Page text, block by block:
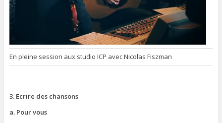
En pleine session aux studio ICP avec Nicolas Fiszman
3. Ecrire des chansons
a. Pour vous